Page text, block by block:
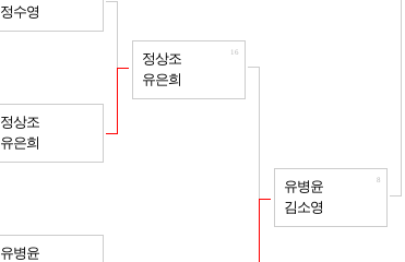
정수영
정상조
유은희
유병윤
정상조
유은희
16
유병윤
김소영
8